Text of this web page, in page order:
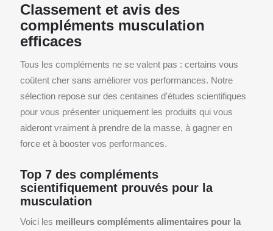
Classement et avis des
compléments musculation
efficaces
Tous les compléments ne se valent pas : certains vous
coûtent cher sans améliorer vos performances. Notre
sélection repose sur des centaines d'études scientifiques
pour vous présenter uniquement les produits qui vous
aideront vraiment à prendre de la masse, à gagner en
force et à booster vos performances.
Top 7 des compléments
scientifiquement prouvés pour la
musculation
Voici les meilleurs compléments alimentaires pour la